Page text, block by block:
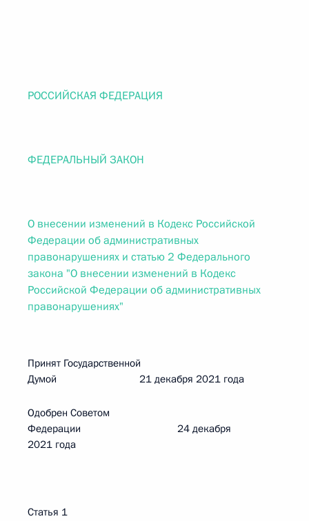
РОССИЙСКАЯ ФЕДЕРАЦИЯ
ФЕДЕРАЛЬНЫЙ ЗАКОН
О внесении изменений в Кодекс Российской
Федерации об административных
правонарушениях и статью 2 Федерального
закона "О внесении изменений в Кодекс
Российской Федерации об административных
правонарушениях"
Принят Государственной
Думой 21 декабря 2021 года
Одобрен Советом
Федерации 24 декабря
2021 года
Статья 1